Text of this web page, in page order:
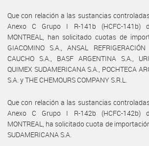
Que con relación a las sustancias
Anexo C Grupo I R-141b (HCFC-141b)
MONTREAL, han solicitado cuotas de
GIACOMINO S.A., ANSAL
CAUCHO S.A., BASF ARGENTINA S.A.,
QUIMEX SUDAMERICANA S.A., POCHTECA
S.A. y THE CHEMOURS COMPANY S.R.L.
Que con relación a las sustancias
Anexo C Grupo I R-142b (HCFC-142b)
MONTREAL, ha solicitado cuota de
SUDAMERICANA S.A.